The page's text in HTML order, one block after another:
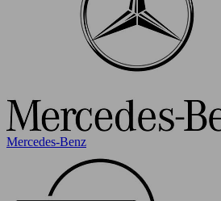
Mercedes-Benz